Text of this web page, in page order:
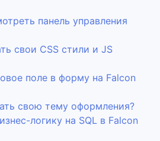
панель управления
свои CSS стили и JS
поле в форму на Falcon
свою тему оформления?
логику на SQL в Falcon